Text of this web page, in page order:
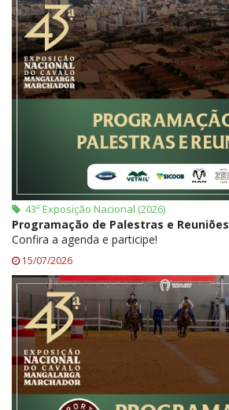
43ª Exposição Nacional (2026)
Programação de Palestras e Reuniões
Confira a agenda e participe!
15/07/2026